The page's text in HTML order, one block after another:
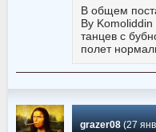
В общем
By Komoliddin
танцев с
полет
grazer08(27